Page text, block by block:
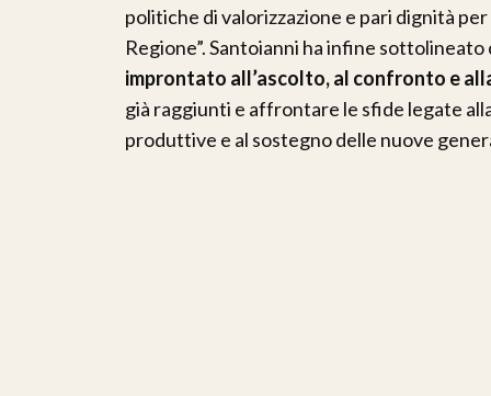
politiche di valorizzazione e pari dignità
Regione”. Santoianni ha infine
improntato all’ascolto, al confronto e
già raggiunti e affrontare le sfide legate
produttive e al sostegno delle nuove